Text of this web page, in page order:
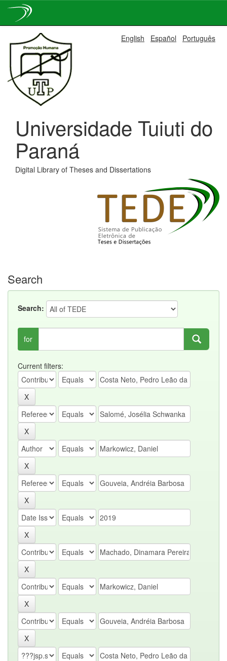
navigation
English Español Português
Universidade Tuiuti do
Paraná
Digital Library of Theses and Dissertations
Search
Search:
for
Current filters: